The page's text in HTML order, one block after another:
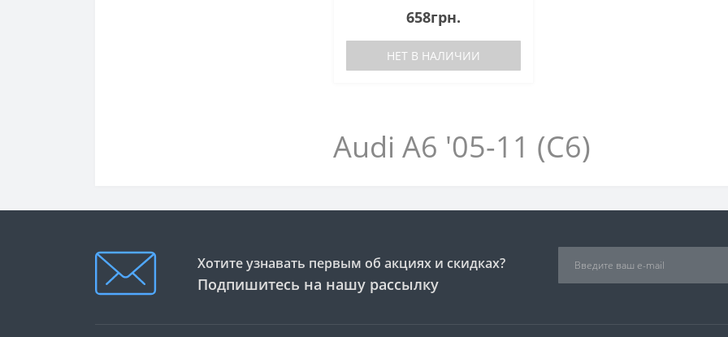
658грн.
НЕТ В НАЛИЧИИ
Audi A6 '05-11 (C6)
Хотите узнавать первым об акциях и скидках?
Подпишитесь на нашу рассылку